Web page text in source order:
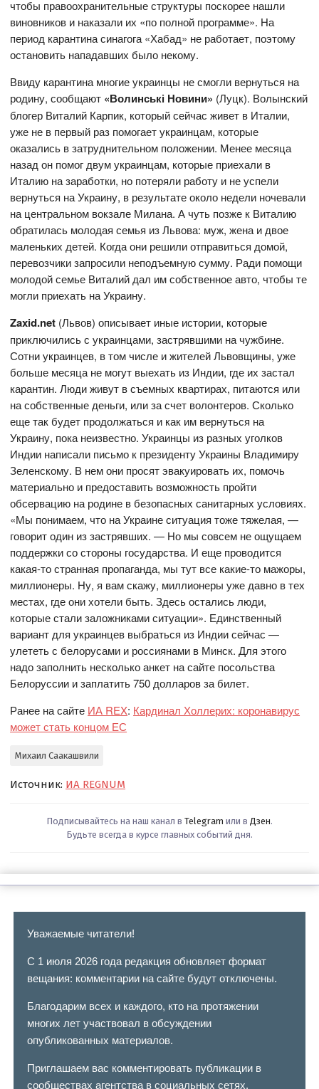
чтобы правоохранительные структуры поскорее нашли
виновников и наказали их «по полной программе». На
период карантина синагога «Хабад» не работает, поэтому
остановить нападавших было некому.
Ввиду карантина многие украинцы не смогли вернуться на
родину, сообщают «Волинські Новини» (Луцк). Волынский
блогер Виталий Карпик, который сейчас живет в Италии,
уже не в первый раз помогает украинцам, которые
оказались в затруднительном положении. Менее месяца
назад он помог двум украинцам, которые приехали в
Италию на заработки, но потеряли работу и не успели
вернуться на Украину, в результате около недели ночевали
на центральном вокзале Милана. А чуть позже к Виталию
обратилась молодая семья из Львова: муж, жена и двое
маленьких детей. Когда они решили отправиться домой,
перевозчики запросили неподъемную сумму. Ради помощи
молодой семье Виталий дал им собственное авто, чтобы те
могли приехать на Украину.
Zaxid.net (Львов) описывает иные истории, которые
приключились с украинцами, застрявшими на чужбине.
Сотни украинцев, в том числе и жителей Львовщины, уже
больше месяца не могут выехать из Индии, где их застал
карантин. Люди живут в съемных квартирах, питаются или
на собственные деньги, или за счет волонтеров. Сколько
еще так будет продолжаться и как им вернуться на
Украину, пока неизвестно. Украинцы из разных уголков
Индии написали письмо к президенту Украины Владимиру
Зеленскому. В нем они просят эвакуировать их, помочь
материально и предоставить возможность пройти
обсервацию на родине в безопасных санитарных условиях.
«Мы понимаем, что на Украине ситуация тоже тяжелая, —
говорит один из застрявших. — Но мы совсем не ощущаем
поддержки со стороны государства. И еще проводится
какая-то странная пропаганда, мы тут все какие-то мажоры,
миллионеры. Ну, я вам скажу, миллионеры уже давно в тех
местах, где они хотели быть. Здесь остались люди,
которые стали заложниками ситуации». Единственный
вариант для украинцев выбраться из Индии сейчас —
улететь с белорусами и россиянами в Минск. Для этого
надо заполнить несколько анкет на сайте посольства
Белоруссии и заплатить 750 долларов за билет.
Ранее на сайте ИА REX: Кардинал Холлерих: коронавирус
может стать концом ЕС
Михаил Саакашвили
Источник: ИА REGNUM
Подписывайтесь на наш канал в Telegram или в Дзен.
Будьте всегда в курсе главных событий дня.
Уважаемые читатели!
С 1 июля 2026 года редакция обновляет формат
вещания: комментарии на сайте будут отключены.
Благодарим всех и каждого, кто на протяжении
многих лет участвовал в обсуждении
опубликованных материалов.
Приглашаем вас комментировать публикации в
сообществах агентства в социальных сетях.